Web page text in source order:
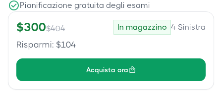
Pianificazione gratuita degli esami
$300$404 In magazzino 4 Sinistra
Risparmi: $104
Acquista ora